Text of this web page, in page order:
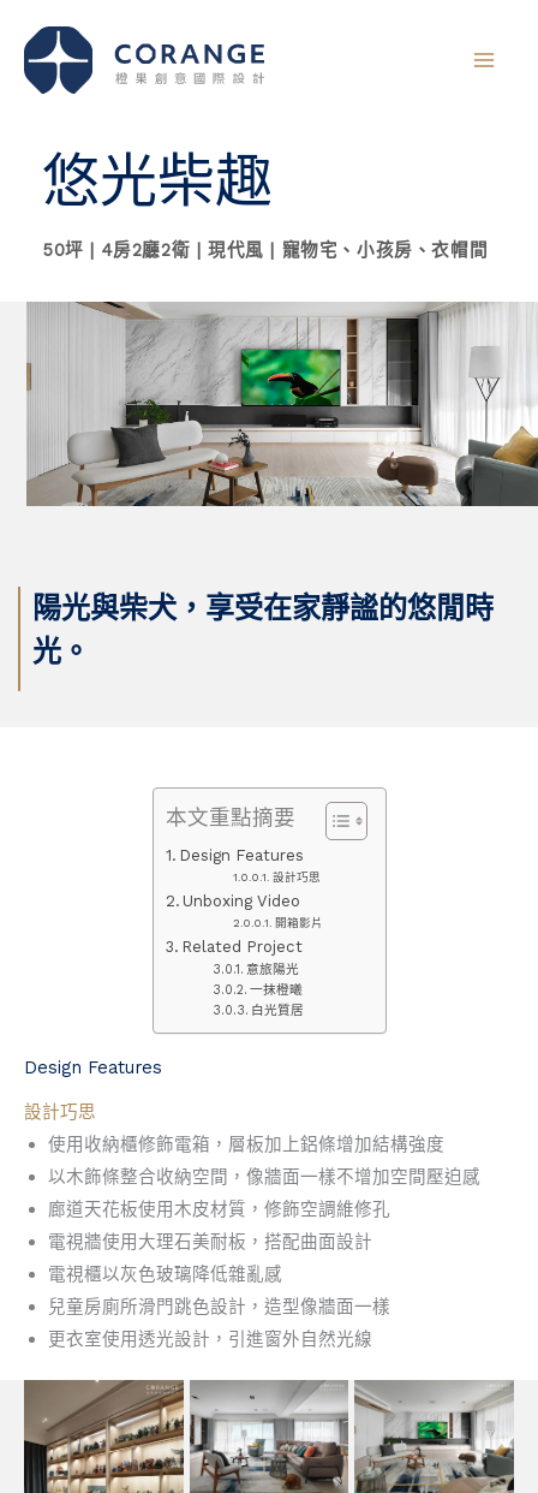
悠光柴趣
50坪 | 4房2廳2衛 | 現代風 | 寵物宅、小孩房、衣帽間
陽光與柴犬，享受在家靜謐的悠閒時
光。
本文重點摘要
Design Features
設計巧思
Unboxing Video
開箱影片
Related Project
意旅陽光
一抹橙曦
白光質居
Design Features
設計巧思
使用收納櫃修飾電箱，層板加上鋁條增加結構強度
以木飾條整合收納空間，像牆面一樣不增加空間壓迫感
廊道天花板使用木皮材質，修飾空調維修孔
電視牆使用大理石美耐板，搭配曲面設計
電視櫃以灰色玻璃降低雜亂感
兒童房廁所滑門跳色設計，造型像牆面一樣
更衣室使用透光設計，引進窗外自然光線